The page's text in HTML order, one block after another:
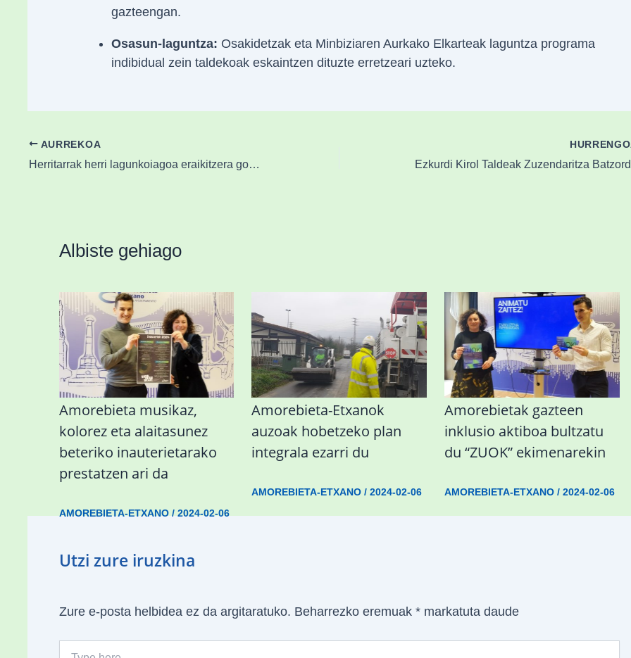
gazteengan.
Osasun-laguntza: Osakidetzak eta Minbiziaren Aurkako Elkarteak laguntza programa
indibidual zein taldekoak eskaintzen dituzte erretzeari uzteko.
AURREKOA
Herritarrak herri lagunkoiagoa eraikitzera gonbidatu ditu Durangok
Albiste gehiago
Amorebieta musikaz,
kolorez eta alaitasunez
beteriko inauterietarako
prestatzen ari da
AMOREBIETA-ETXANO/2024-02-06
Amorebieta-Etxanok
auzoak hobetzeko plan
integrala ezarri du
AMOREBIETA-ETXANO /2024-02-06
Amorebietak gazteen
inklusio aktiboa bultzatu
du “ZUOK” ekimenarekin
AMOREBIETA-ETXANO /2024-02-06
Utzi zure iruzkina
Zure e-posta helbidea ez da argitaratuko. Beharrezko eremuak *markatuta daude